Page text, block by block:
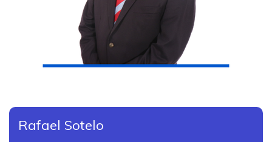
Rafael Sotelo